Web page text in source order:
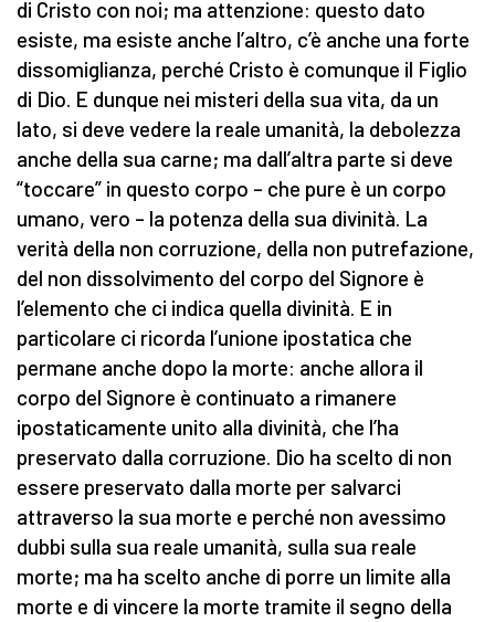
di Cristo con noi; ma attenzione: questo dato
esiste, ma esiste anche l’altro, c’è anche una forte
dissomiglianza, perché Cristo è comunque il Figlio
di Dio. E dunque nei misteri della sua vita, da un
lato, si deve vedere la reale umanità, la debolezza
anche della sua carne; ma dall’altra parte si deve
“toccare” in questo corpo – che pure è un corpo
umano, vero – la potenza della sua divinità. La
verità della non corruzione, della non putrefazione,
del non dissolvimento del corpo del Signore è
l’elemento che ci indica quella divinità. E in
particolare ci ricorda l’unione ipostatica che
permane anche dopo la morte: anche allora il
corpo del Signore è continuato a rimanere
ipostaticamente unito alla divinità, che l’ha
preservato dalla corruzione. Dio ha scelto di non
essere preservato dalla morte per salvarci
attraverso la sua morte e perché non avessimo
dubbi sulla sua reale umanità, sulla sua reale
morte; ma ha scelto anche di porre un limite alla
morte e di vincere la morte tramite il segno della